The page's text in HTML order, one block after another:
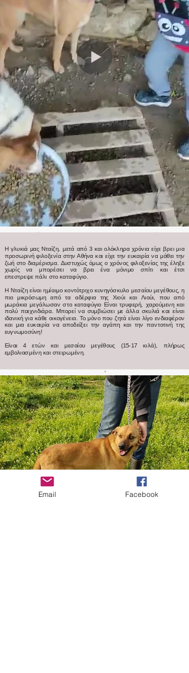
Η γλυκιά μας Νταίζη, μετά από 3 και ολόκληρα χρόνια είχε βρει μια
προσωρινή φιλοξενία στην Αθήνα και είχε την ευκαιρία να μάθει την
ζωή στο διαμέρισμα. Δυστυχώς όμως ο χρόνος φιλοξενίας της έληξε
χωρίς να μπορέσει να βρει ένα μόνιμο σπίτι και έτσι
επεστρεψε πάλι στο καταφύγιο.
Η Νταίζη είναι ημίαιμο κοντότριχο κυνηγόσκυλο μεσαίου μεγέθους, η
πιο μικρόσωμη από τα αδέρφια της Χιούι και Λιούι, που από
μωράκια μεγάλωσαν στο καταφύγιο Είναι τρυφερή, χαρούμενη και
πολύ παιχνιδιάρα. Μπορεί να συμβιώσει με άλλα σκυλιά και είναι
ιδανική για κάθε οικογένεια. Το μόνο που ζητά είναι λίγο ενδιαφέρον
και μια ευκαιρία να αποδείξει την αγάπη και την παντοτινή της
ευγνωμοσύνη!
Είναι 4 ετών και μεσαίου μεγέθους (15-17 κιλά), πλήρως
εμβολιασμένη και στειρωμένη.
Email Facebook